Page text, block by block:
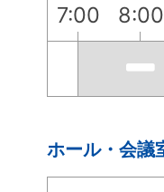
7:00 8:00
ホール・会議